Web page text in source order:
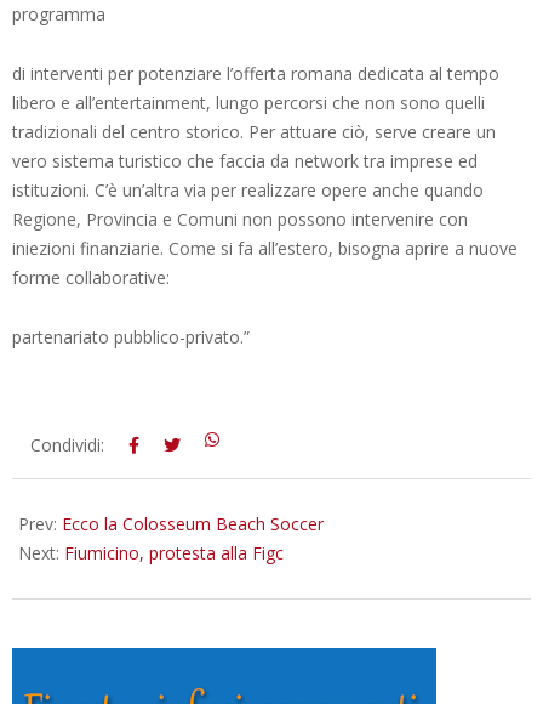
programma
di interventi per potenziare l’offerta romana dedicata al tempo
libero e all’entertainment, lungo percorsi che non sono quelli
tradizionali del centro storico. Per attuare ciò, serve creare un
vero sistema turistico che faccia da network tra imprese ed
istituzioni. C’è un’altra via per realizzare opere anche quando
Regione, Provincia e Comuni non possono intervenire con
iniezioni finanziarie. Come si fa all’estero, bisogna aprire a nuove
forme collaborative:
partenariato pubblico-privato.”
2012-
Condividi:
Prev: Ecco la Colosseum Beach Soccer
Next: Fiumicino, protesta alla Figc